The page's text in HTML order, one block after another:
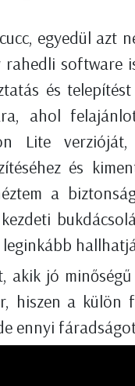
egyedül azt
software
és
ahol
Lite
és
a
akik jó
hiszen a külön
ennyi